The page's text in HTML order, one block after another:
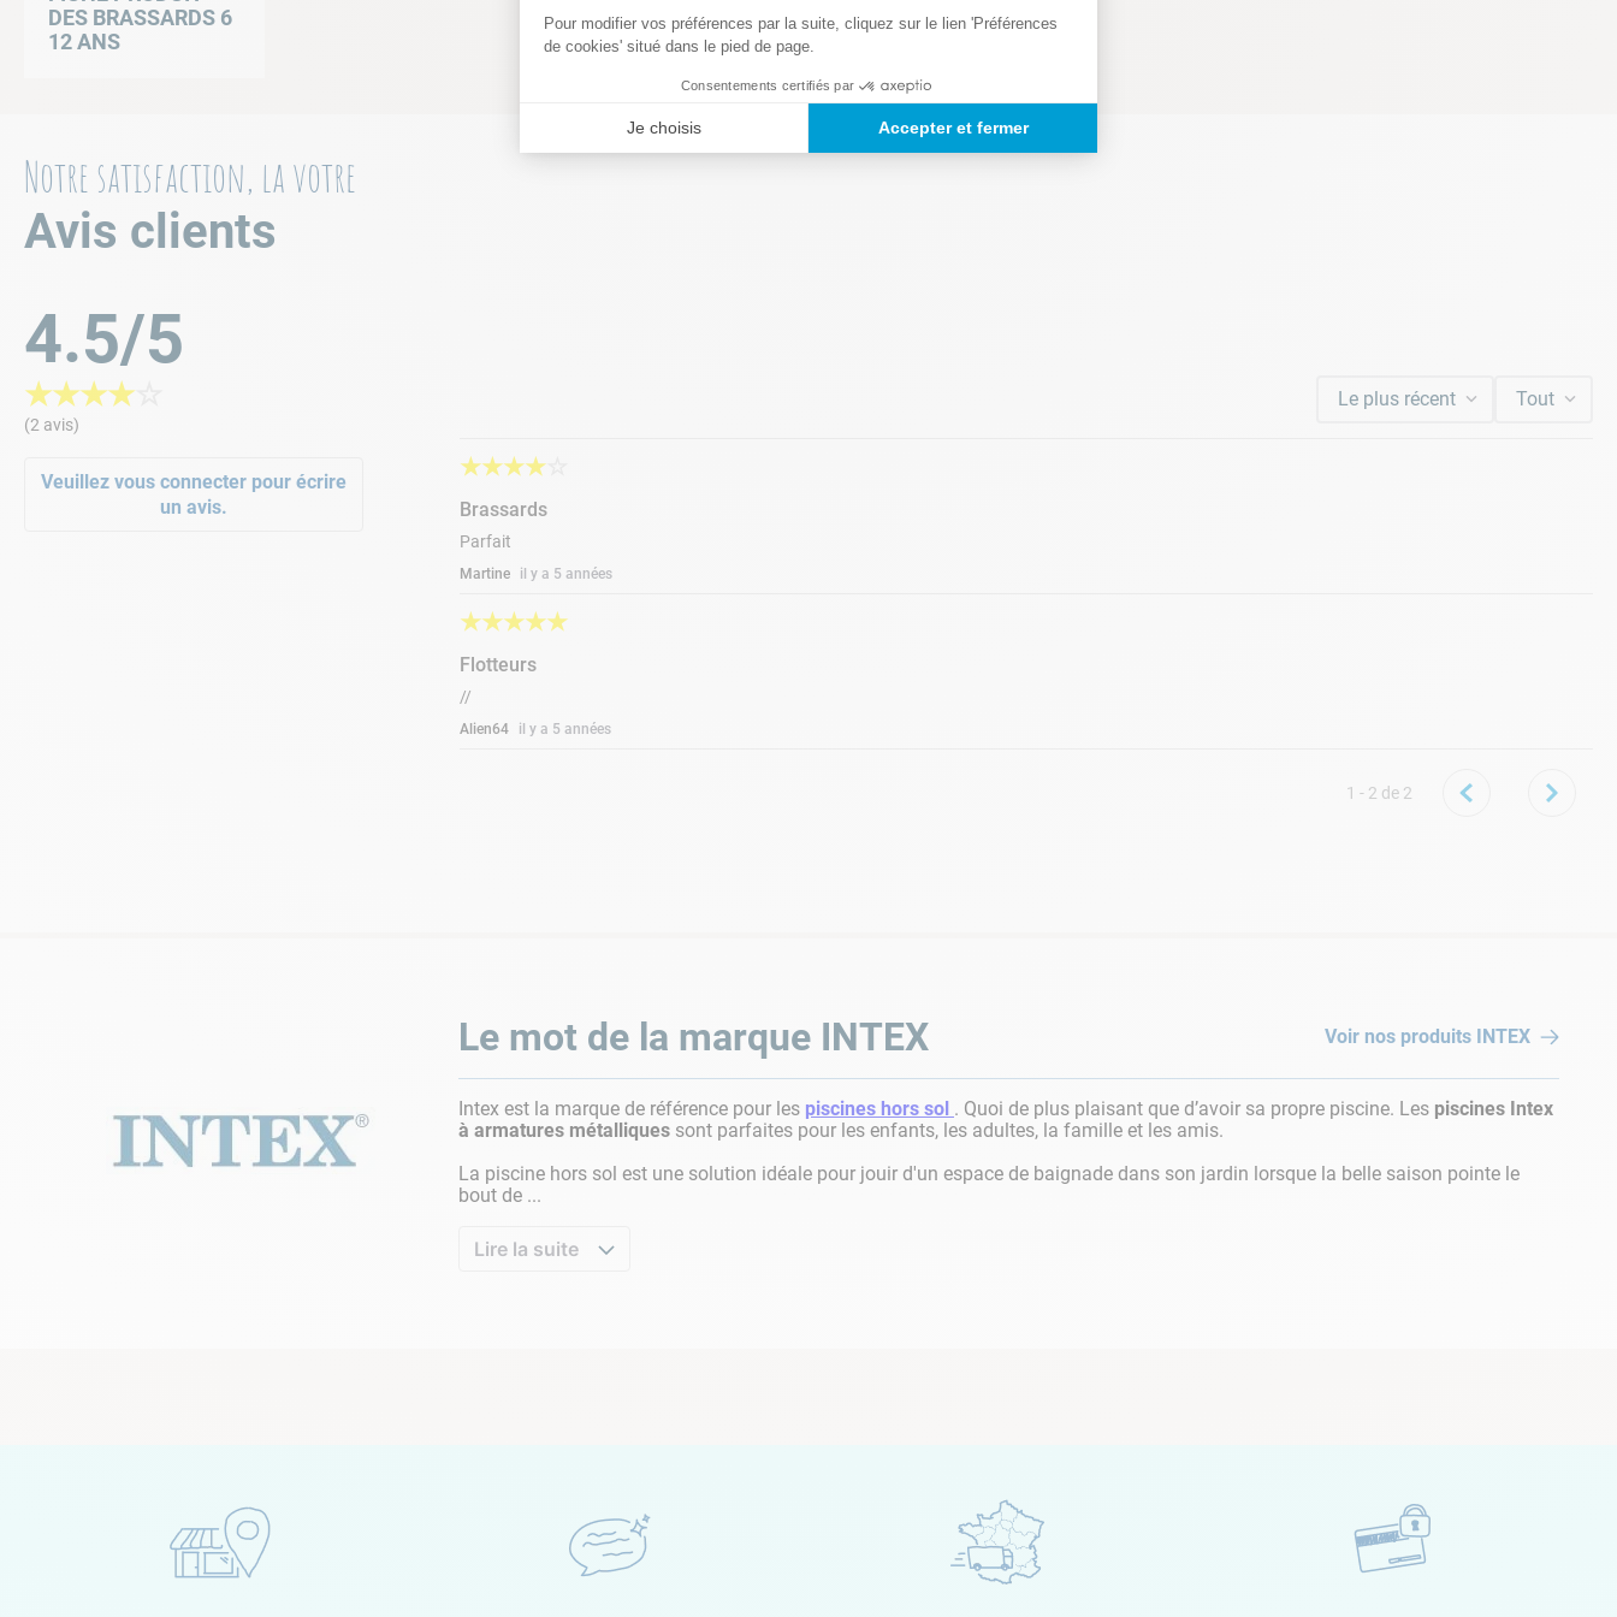
DES BRASSARDS 6
12 ANS
Notre satisfaction, la votre
Avis clients
★★★★
4.5/5
(2 avis)
Veuillez vous connecter pour écrire
un avis.
Le plus récent Tout
★★★★
Brassards
il y a 5 années
Martine
Parfait
★★★★★
Flotteurs
il y a 5 années
Alien64
//
1 - 2 de 2
Le mot de la marque INTEX Voir nos produits INTEX
Intex est la marque de référence pour les piscines hors sol . Quoi de plus plaisant que d’avoir sa propre piscine. Les piscines Intex
à armatures métalliques sont parfaites pour les enfants, les adultes, la famille et les amis.
La piscine hors sol est une solution idéale pour jouir d'un espace de baignade dans son jardin lorsque la belle saison pointe le
bout de ...
Lire la suite
Pour modifier vos préférences par la suite, cliquez sur le lien 'Préférences
de cookies' situé dans le pied de page.
Consentements certifiés par
Je choisis Accepter et fermer